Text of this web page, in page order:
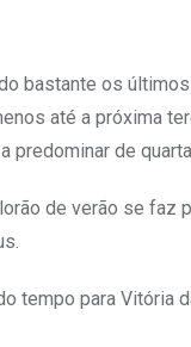
bastante os
até a próxima
predominar de
de verão se faz
tempo para Vitória